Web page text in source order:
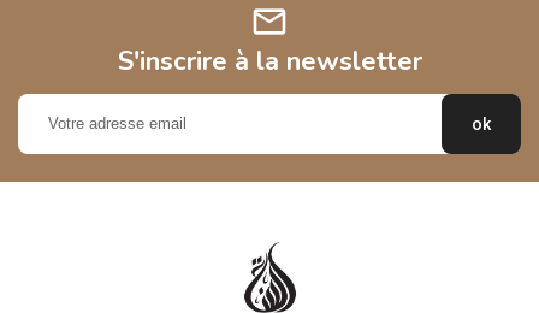
mail
S'inscrire à la newsletter